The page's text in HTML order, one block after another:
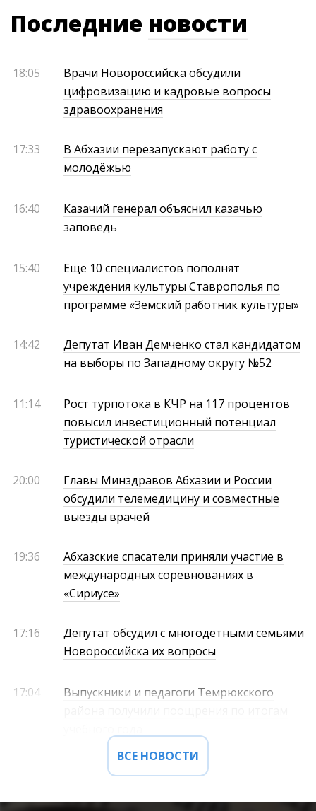
Последние новости
18:05
Врачи Новороссийска обсудили
цифровизацию и кадровые вопросы
здравоохранения
17:33
В Абхазии перезапускают работу с
молодёжью
16:40
Казачий генерал объяснил казачью
заповедь
15:40
Еще 10 специалистов пополнят
учреждения культуры Ставрополья по
программе «Земский работник культуры»
14:42
Депутат Иван Демченко стал кандидатом
на выборы по Западному округу №52
11:14
Рост турпотока в КЧР на 117 процентов
повысил инвестиционный потенциал
туристической отрасли
20:00
Главы Минздравов Абхазии и России
обсудили телемедицину и совместные
выезды врачей
19:36
Абхазские спасатели приняли участие в
международных соревнованиях в
«Сириусе»
17:16
Депутат обсудил с многодетными семьями
Новороссийска их вопросы
17:04
Выпускники и педагоги Темрюкского
ВСЕ НОВОСТИ